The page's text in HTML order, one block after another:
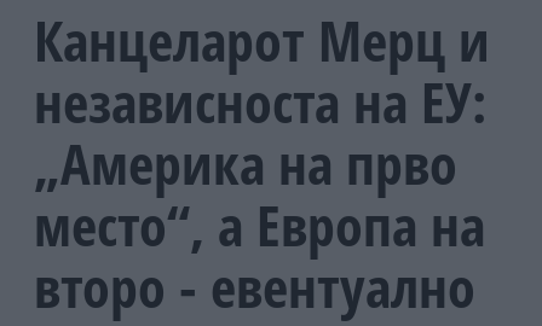
Канцеларот Мерц и
независноста на ЕУ:
„Америка на прво
место“, а Европа на
второ - евентуално